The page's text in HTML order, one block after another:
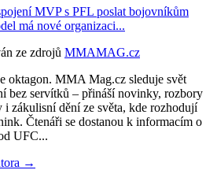
MVP s PFL poslat bojovníkům
má nové organizaci...
ze zdrojů MMAMAG.cz
oktagon. MMA Mag.cz sleduje svět
bez servítků – přináší novinky, rozbory
i zákulisní dění ze světa, kde rozhodují
Čtenáři se dostanou k informacím o
UFC...
→